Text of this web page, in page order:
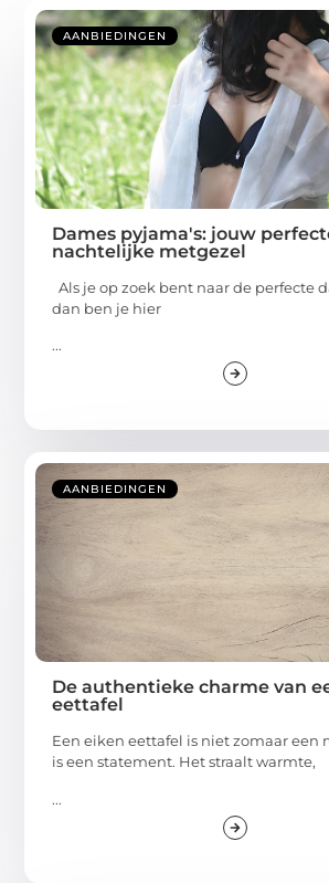
AANBIEDINGEN
Dames pyjama's: jouw
nachtelijke metgezel
Als je op zoek bent naar de perfecte
dan ben je hier
...
AANBIEDINGEN
De authentieke charme van
eettafel
Een eiken eettafel is niet zomaar een
is een statement. Het straalt warmte,
...